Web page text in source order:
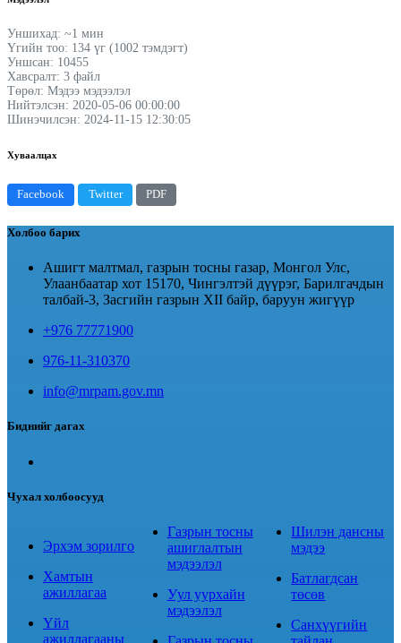
Уншихад: ~1 мин
Үгийн тоо: 134 үг (1002 тэмдэгт)
Уншсан: 10455
Хавсралт: 3 файл
Төрөл: Мэдээ мэдээлэл
Нийтэлсэн: 2020-05-06 00:00:00
Шинэчилсэн: 2024-11-15 12:30:05
Хуваалцах
Facebook Twitter PDF
Холбоо барих
Ашигт малтмал, газрын тосны газар, Монгол Улс,
Улаанбаатар хот 15170, Чингэлтэй дүүрэг, Барилгачдын
талбай-3, Засгийн газрын XII байр, баруун жигүүр
+976 77771900
976-11-310370
info@mrpam.gov.mn
Биднийг дагах
Чухал холбоосууд
Эрхэм зорилго
Хамтын
ажиллагаа
Үйл
ажиллагааны
Газрын тосны
ашиглалтын
мэдээлэл
Уул уурхайн
мэдээлэл
Шилэн дансны
мэдээ
Батлагдсан
төсөв
Санхүүгийн